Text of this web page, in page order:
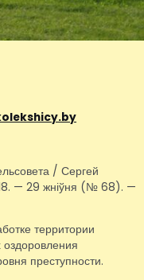
/ Сергей
— 29 жніўня (№ 68). —
территории
оздоровления
преступности.